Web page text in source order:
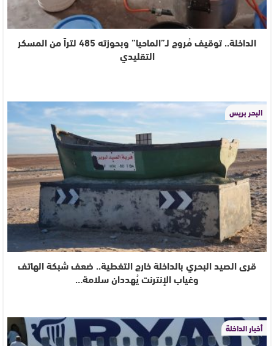
الداخلة.. توقيف مُروج لـ”الماحيا” وبحوزته 485 لتراً من المسكر
التقليدي
البحر بريس
قرى الصيد البحري بالداخلة خارج التغطية.. ضعف شبكة الهاتف
وغياب الإنترنت يُهددان سلامة…
أخبار الداخلة